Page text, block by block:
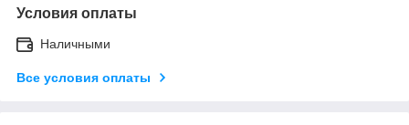
Условия оплаты
Наличными
Все условия оплаты